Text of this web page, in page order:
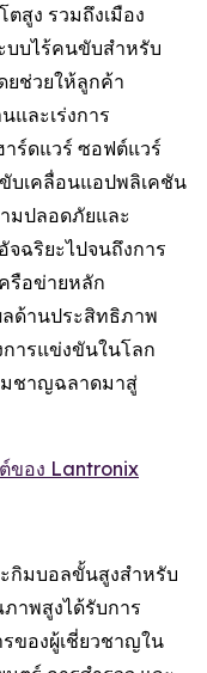
สูง รวมถึงเมือง
บบไร้คนขับสำหรับ
ยช่วยให้ลูกค้า
และเร่งการ
ร์ดแวร์ ซอฟต์แวร์
บเคลื่อนแอปพลิเคชัน
มปลอดภัยและ
ฉริยะไปจนถึงการ
รือข่ายหลัก
ลด้านประสิทธิภาพ
ารแข่งขันในโลก
มชาญฉลาดมาสู่
ของ Lantronix
กิมบอลขั้นสูงสำหรับ
าพสูงได้รับการ
ของผู้เชี่ยวชาญใน